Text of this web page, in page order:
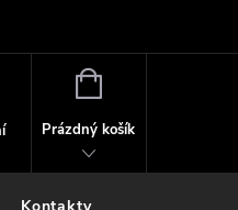
NÁKUPNÍ
Prázdný košík